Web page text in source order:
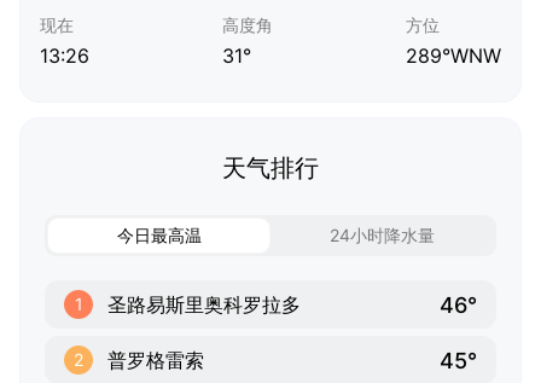
现在
13:26
高度角
31°
方位
289°WNW
天气排行
今日最高温 24小时降水量
1 圣路易斯里奥科罗拉多 46°
2 普罗格雷索 45°